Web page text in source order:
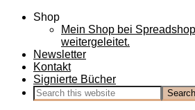
Shop
Mein Shop bei
weitergeleitet.
Newsletter
Kontakt
Signierte Bücher